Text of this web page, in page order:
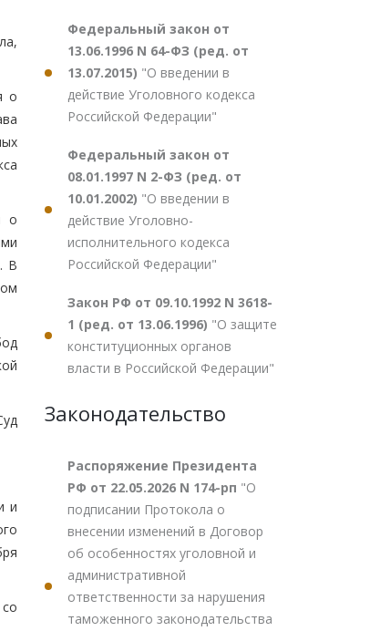
о
о
В
и
Федеральный закон от
13.06.1996 N 64-ФЗ (ред. от
13.07.2015) "О введении в
действие Уголовного кодекса
Российской Федерации"
Федеральный закон от
08.01.1997 N 2-ФЗ (ред. от
10.01.2002) "О введении в
действие Уголовно-
исполнительного кодекса
Российской Федерации"
Закон РФ от 09.10.1992 N 3618-
1 (ред. от 13.06.1996) "О защите
конституционных органов
власти в Российской Федерации"
Законодательство
Распоряжение Президента
РФ от 22.05.2026 N 174-рп "О
подписании Протокола о
внесении изменений в Договор
об особенностях уголовной и
административной
ответственности за нарушения
таможенного законодательства